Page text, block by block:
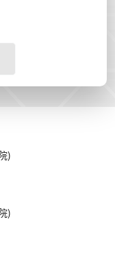
)
)